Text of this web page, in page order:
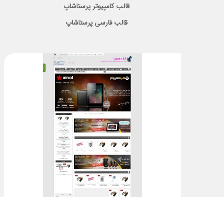
قالب کامپیوتر پرستاشاپ
قالب فارسی پرستاشاپ